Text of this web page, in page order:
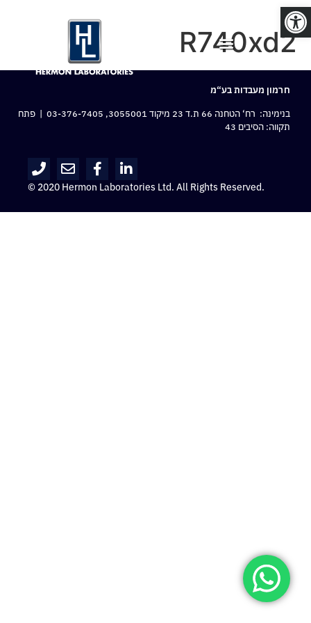
פתח סרגל נגישות
R740xd2
חרמון מעבדות בע“מ
בנימינה: רח‘ הטחנה 66 ת.ד 23 מיקוד 3055001,
03-376-7405 | פתח
תקווה: הסיבים 43
© 2020 Hermon Laboratories Ltd. All Rights Reserved.